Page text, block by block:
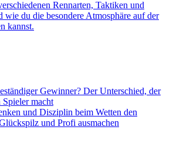
Rennarten, Taktiken und
wie du die besondere Atmosphäre auf der
kannst.
Gewinner? Der Unterschied, der
Spieler macht
und Disziplin beim Wetten den
und Profi ausmachen